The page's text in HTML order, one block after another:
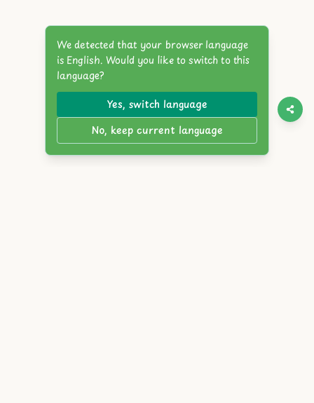
We detected that your browser language
is English. Would you like to switch to this
language?
Yes, switch language
No, keep current language